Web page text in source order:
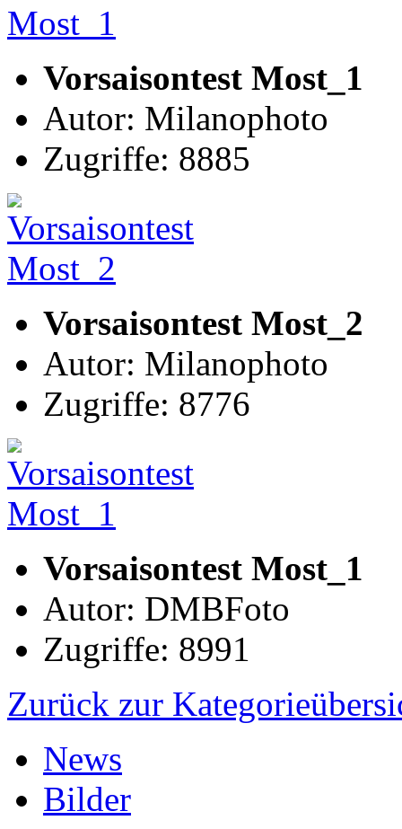
Vorsaisontest Most_1
Autor: Milanophoto
Zugriffe: 8885
Vorsaisontest Most_2
Autor: Milanophoto
Zugriffe: 8776
Vorsaisontest Most_1
Autor: DMBFoto
Zugriffe: 8991
Zurück zur
News
Bilder